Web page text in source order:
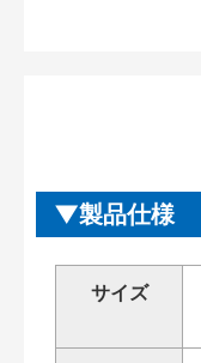
製品仕様
サイズ